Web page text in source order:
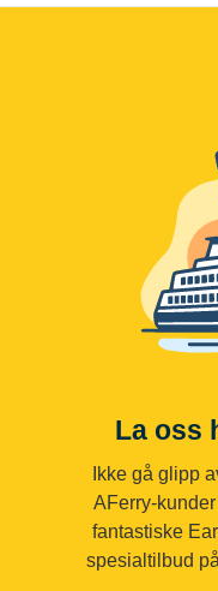
La oss
Ikke gå glipp
AFerry-
fantastiske
spesialtilbud